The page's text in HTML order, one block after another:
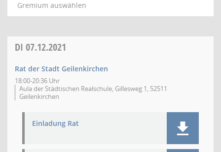
Gremium auswählen
DI 07.12.2021
Rat der Stadt Geilenkirchen
18:00-20:36 Uhr
Aula der Städtischen Realschule, Gillesweg 1, 52511
Geilenkirchen
Einladung Rat